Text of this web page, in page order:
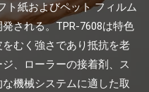
ト紙およびペット フィルム
される。TPR-7608は特色
むく強さであり抵抗を老
、ローラーの接着剤、ス
機械システムに適した取